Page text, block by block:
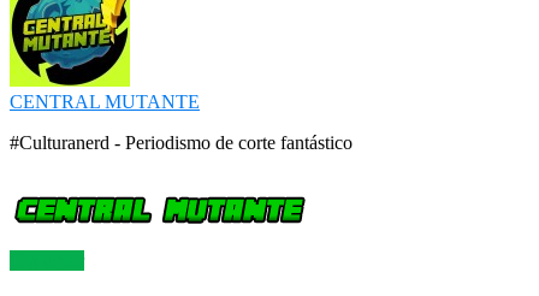
CENTRAL MUTANTE
#Culturanerd - Periodismo de corte fantástico